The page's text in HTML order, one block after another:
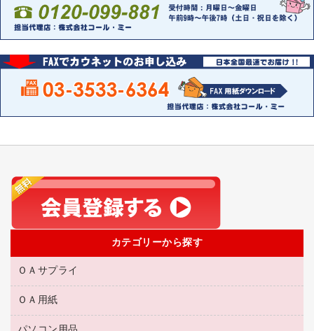
カテゴリーから探す
ＯＡサプライ
互換インクカートリッジ
リサイクルトナー（リターン方式）
ＯＡ用紙